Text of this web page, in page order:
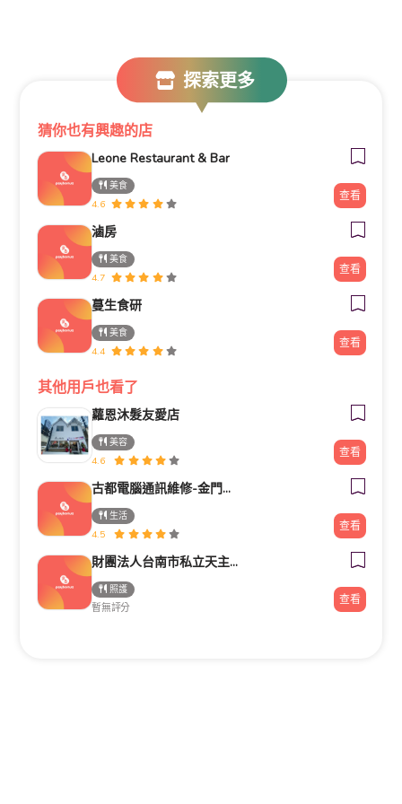
探索更多
猜你也有興趣的店
Leone Restaurant & Bar
美食
4.6
查看
滷房
美食
4.7
查看
蔓生食研
美食
4.4
查看
其他用戶也看了
蘿恩沐髮友愛店
美容
4.6
查看
古都電腦通訊維修-金門電腦筆電維修/安裝/重灌/資料救援/電腦零件推薦
生活
4.5
查看
財團法人台南市私立天主教瑞復益智中心
照護
暫無評分
查看